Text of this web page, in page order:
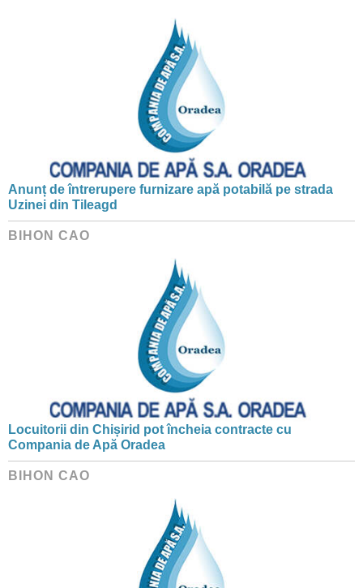
Anunț de întrerupere furnizare apă potabilă pe strada
Uzinei din Tileagd
BIHON CAO
Locuitorii din Chișirid pot încheia contracte cu
Compania de Apă Oradea
BIHON CAO